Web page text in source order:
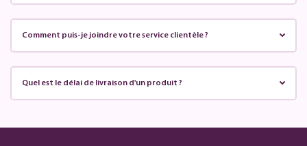
Comment puis-je joindre votre service clientèle ?
Quel est le délai de livraison d'un produit ?